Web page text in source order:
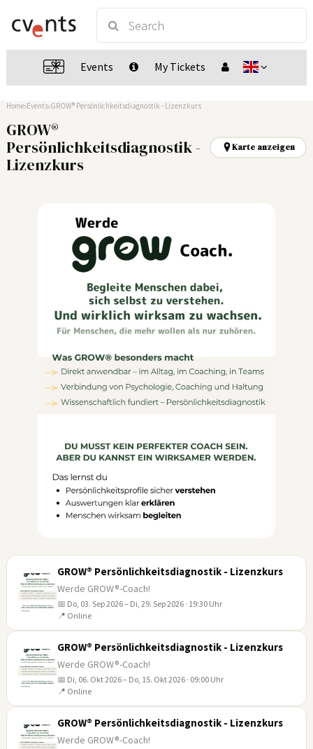
Events My Tickets
Home Events GROW® Persönlichkeitsdiagnostik - Lizenzkurs
GROW®
Persönlichkeitsdiagnostik -
Lizenzkurs
Karte anzeigen
SEP
GROW® Persönlichkeitsdiagnostik - Lizenzkurs
Werde GROW®-Coach!
📅 Do, 03. Sep 2026 – Di, 29. Sep 2026 · 19:30 Uhr
📍 Online
OKT
GROW® Persönlichkeitsdiagnostik - Lizenzkurs
Werde GROW®-Coach!
📅 Di, 06. Okt 2026 – Do, 15. Okt 2026 · 09:00 Uhr
📍 Online
GROW® Persönlichkeitsdiagnostik - Lizenzkurs
Werde GROW®-Coach!